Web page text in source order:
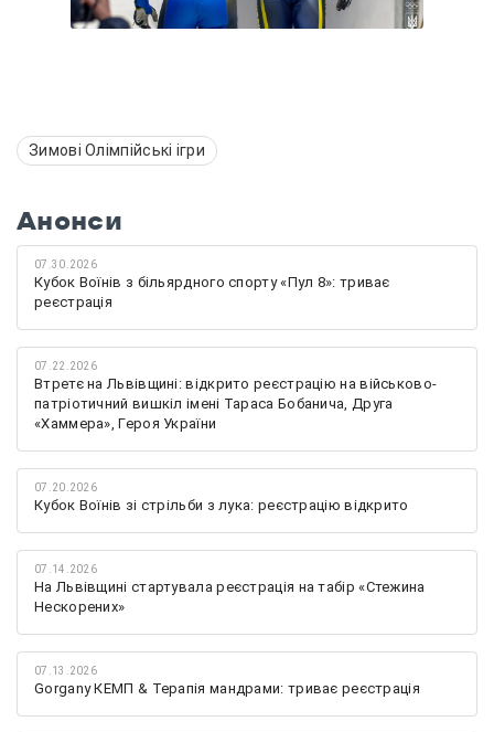
Зимові Олімпійські ігри
Анонси
07.30.2026
Кубок Воїнів з більярдного спорту «Пул 8»: триває
реєстрація
07.22.2026
Втретє на Львівщині: відкрито реєстрацію на військово-
патріотичний вишкіл імені Тараса Бобанича, Друга
«Хаммера», Героя України
07.20.2026
Кубок Воїнів зі стрільби з лука: реєстрацію відкрито
07.14.2026
На Львівщині стартувала реєстрація на табір «Стежина
Нескорених»
07.13.2026
Gorgany КЕМП & Терапія мандрами: триває реєстрація